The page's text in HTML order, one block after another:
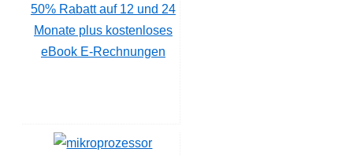
50% Rabatt auf 12 und 24
Monate plus kostenloses
eBook E-Rechnungen